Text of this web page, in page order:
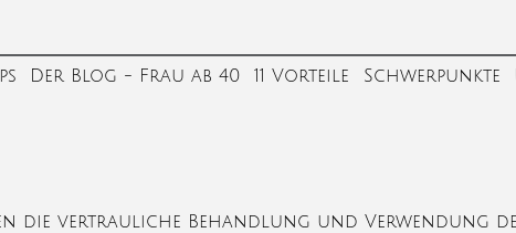
Der Blog - Frau ab 40 11 Vorteile Schwerpunkte
die vertrauliche Behandlung und Verwendung